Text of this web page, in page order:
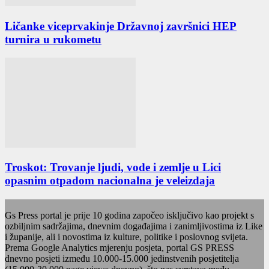
Ličanke viceprvakinje Državnoj završnici HEP
turnira u rukometu
Troskot: Trovanje ljudi, vode i zemlje u Lici
opasnim otpadom nacionalna je veleizdaja
Gs Press portal je prije 10 godina započeo isključivo kao projekt s
ozbiljnim sadržajima, dnevnim događajima i zanimljivostima iz Like
i županije, ali i novostima iz kulture, politike i poslovnog svijeta.
Prema Google Analytics mjerenju posjeta, portal GS PRESS
dnevno posjeti između 10.000-15.000 jedinstvenih posjetitelja